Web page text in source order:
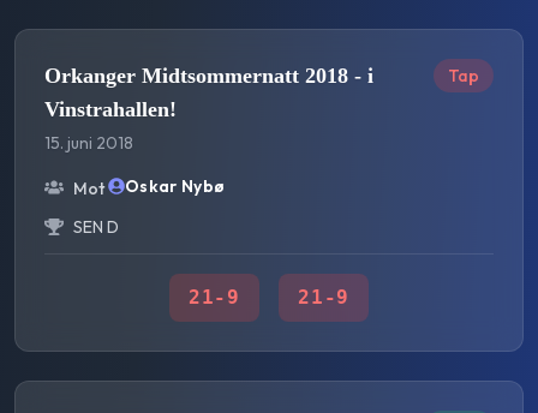
Orkanger Midtsommernatt 2018 - i
Vinstrahallen!
15. juni 2018
Tap
Mot
Oskar Nybø
SEN D
21- 9 21 -9